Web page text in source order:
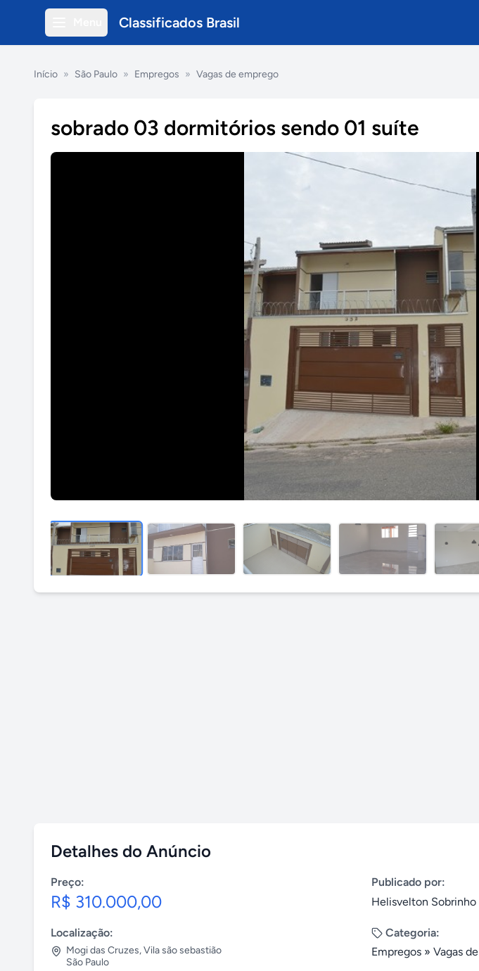
Classificados Brasil
Início » São Paulo » Empregos » Vagas de emprego
sobrado 03 dormitórios sendo 01 suíte
Detalhes do Anúncio
Preço:
R$ 310.000,00
Publicado por:
Helisvelton Sobrinho
Localização:
Mogi das Cruzes,Vila são sebastião
São Paulo
Categoria:
Empregos » Vagas